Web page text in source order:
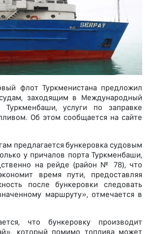
флот Туркменистана предложил
заходящим в Международный
Туркменбаши, услуги по заправке
Об этом сообщается на сайте
предлагается бункеровка судовым
у причалов порта Туркменбаши,
на рейде (район № 78), что
время пути, предоставляя
после бункеровки следовать
маршруту», отмечается в
что бункеровку производит
который помимо топлива может